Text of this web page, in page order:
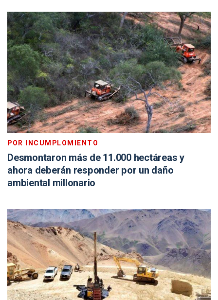
POR INCUMPLOMIENTO
Desmontaron más de 11.000 hectáreas y
ahora deberán responder por un daño
ambiental millonario